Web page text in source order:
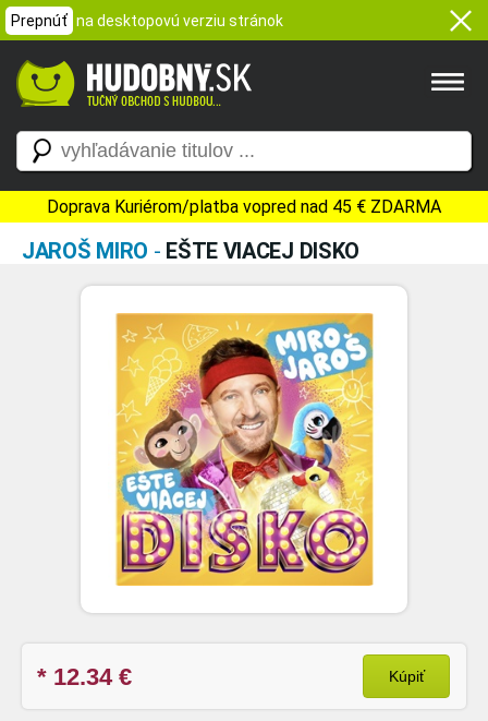
Prepnúť na desktopovú verziu stránok
Doprava Kuriérom/platba vopred nad 45 € ZDARMA
JAROŠ MIRO - EŠTE VIACEJ DISKO
* 12.34€ Kúpiť